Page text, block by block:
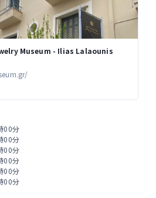
Museum - Ilias Lalaounis
00分
00分
00分
00分
00分
00分